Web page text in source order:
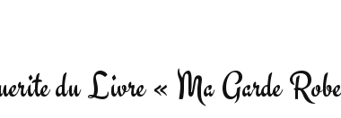
JOURNAL COUTURE
COURS DE COUTURE
du Livre « Ma Garde